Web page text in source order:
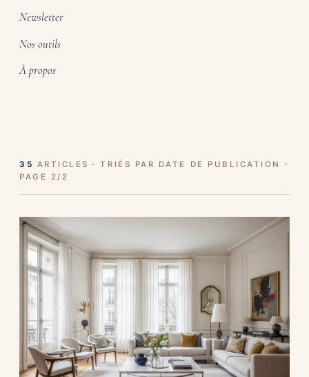
Newsletter
Nos outils
À propos
35 ARTICLES · TRIÉS PAR DATE DE PUBLICATION ·
PAGE 2/2